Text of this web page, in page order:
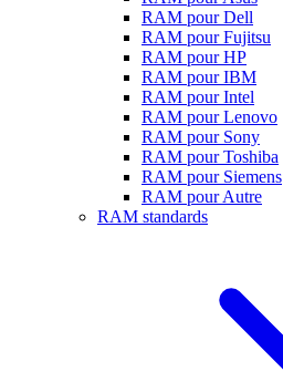
RAM pour Dell
RAM pour Fujitsu
RAM pour HP
RAM pour IBM
RAM pour Intel
RAM pour Lenovo
RAM pour Sony
RAM pour Toshiba
RAM pour Siemens
RAM pour Autre
RAM standards